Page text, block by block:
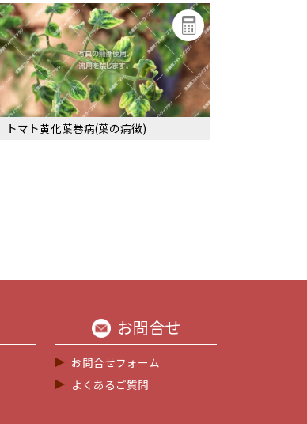
トマト黄化葉巻病(葉の病徴)
お問合せ
お問合せフォーム
よくあるご質問